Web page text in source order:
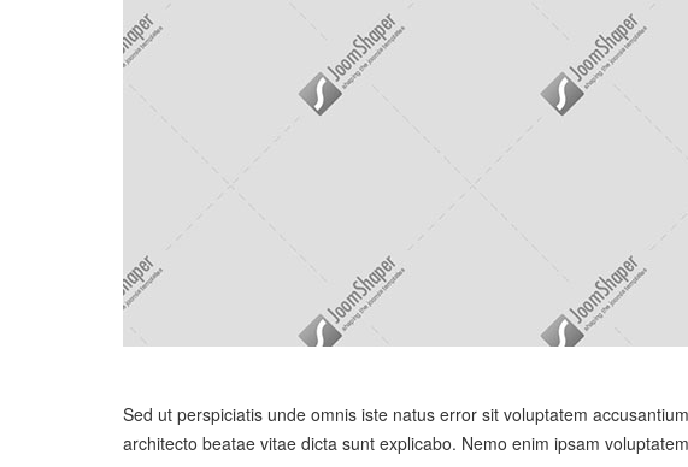
Sed ut perspiciatis unde omnis iste natus error sit voluptatem
architecto beatae vitae dicta sunt explicabo. Nemo enim ipsam